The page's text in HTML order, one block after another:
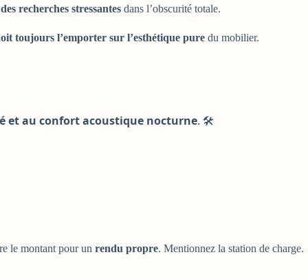
recherches stressantes dans l’obscurité totale.
toujours l’emporter sur l’esthétique pure du mobilier.
et au confort acoustique nocturne. 🛠️
le montant pour un rendu propre. Mentionnez la station de charge.